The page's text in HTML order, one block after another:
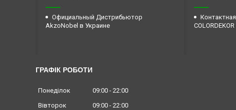
Официальный Дистрибьютор
AkzoNobel в Украине
COLORDEKOR
ГРАФІК РОБОТИ
Понеділок 09:00
22:00
Вівторок
09:00
22:00